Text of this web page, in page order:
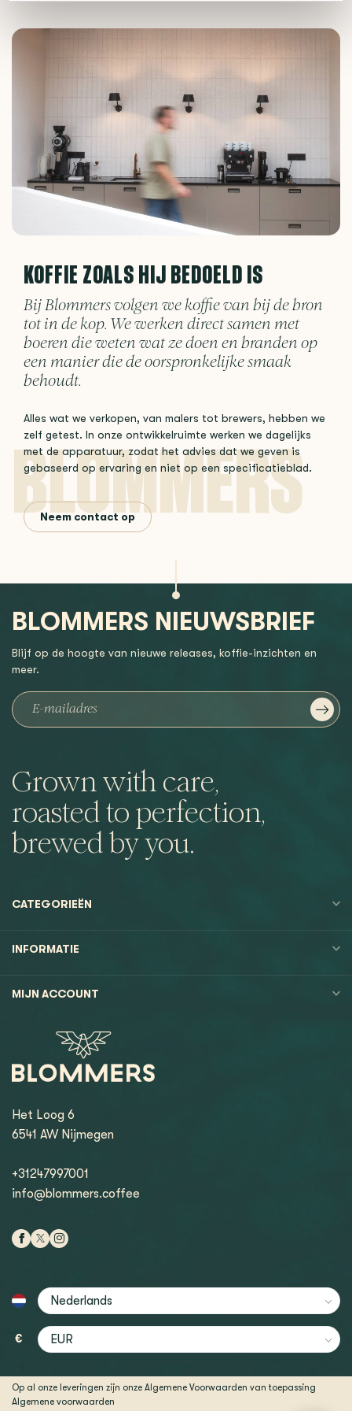
KOFFIE ZOALS HIJ BEDOELD IS
Bij Blommers volgen we koffie van bij de bron
tot in de kop. We werken direct samen met
boeren die weten wat ze doen en branden op
een manier die de oorspronkelijke smaak
behoudt.
Alles wat we verkopen, van malers tot brewers, hebben we
zelf getest. In onze ontwikkelruimte werken we dagelijks
met de apparatuur, zodat het advies dat we geven is
gebaseerd op ervaring en niet op een specificatieblad.
Neem contact op
Grown with care,
roasted to perfection,
brewed by you.
BLOMMERS NIEUWSBRIEF
Blijf op de hoogte van nieuwe releases, koffie-inzichten en
meer.
CATEGORIEËN
INFORMATIE
MIJN ACCOUNT
Het Loog 6
6541 AW Nijmegen
+31247997001
info@blommers.coffee
€
Op al onze leveringen zijn onze Algemene Voorwaarden van toepassing
Algemene voorwaarden